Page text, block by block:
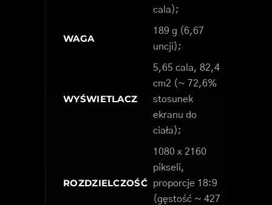
cala);
WAGA
189 g (6,67
uncji);
WYŚWIETLACZ
5,65 cala, 82,4
cm2 (~ 72,6%
stosunek
ekranu do
ciała);
ROZDZIELCZOŚĆ
1080 x 2160
pikseli,
proporcje 18:9
(gęstość ~ 427